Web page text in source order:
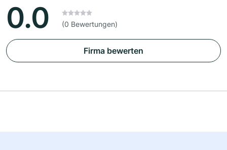
0.0 (0 Bewertungen)
Firma bewerten